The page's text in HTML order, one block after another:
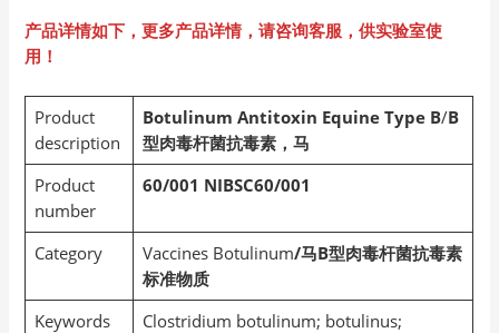
产品详情如下，更多产品详情，请咨询客服，供实验室使
用！
Product
description
Botulinum Antitoxin Equine Type B/B
型肉毒杆菌抗毒素，马
Product
number
60/001 NIBSC60/001
Category Vaccines Botulinum/马B型肉毒杆菌抗毒素
标准物质
Keywords
Clostridium botulinum; botulinus;